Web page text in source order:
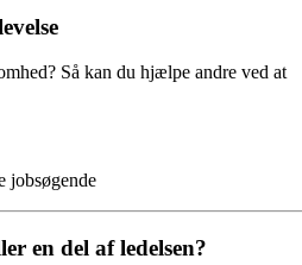
Så kan du hjælpe andre ved at
jobsøgende
en del af ledelsen?